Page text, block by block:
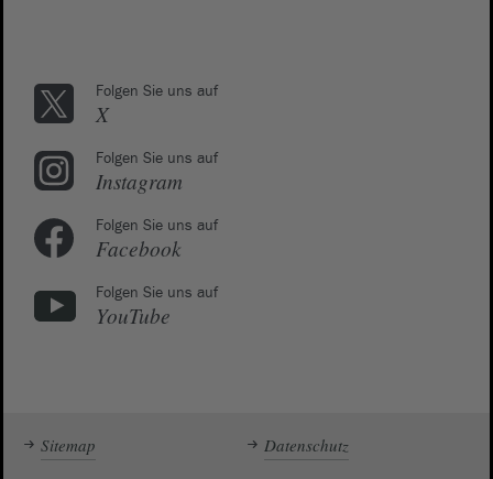
Folgen Sie uns auf
X
Folgen Sie uns auf
Instagram
Folgen Sie uns auf
Facebook
Folgen Sie uns auf
YouTube
Sitemap Datenschutz